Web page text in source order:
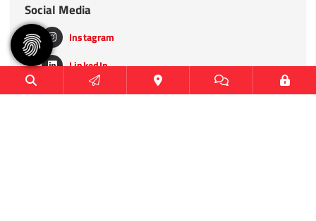
Social Media
Instagram
LinkedIn
TikTok